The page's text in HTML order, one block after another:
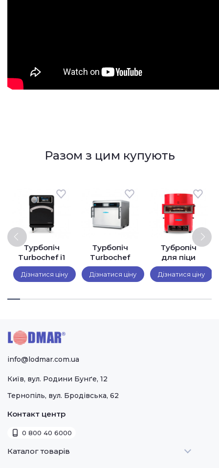
Разом з цим купують
Турбопіч
Turbochef i1
Sota
Дізнатися ціну
Турбопіч
Turbochef
i3
Дізнатися ціну
Тубропіч
для піци
Turbochef
Fire
Дізнатися ціну
info@lodmar.com.ua
Київ, вул. Родини Бунґе, 12
Тернопіль, вул. Бродівська, 62
Контакт центр
0 800 40 6000
Каталог товарів